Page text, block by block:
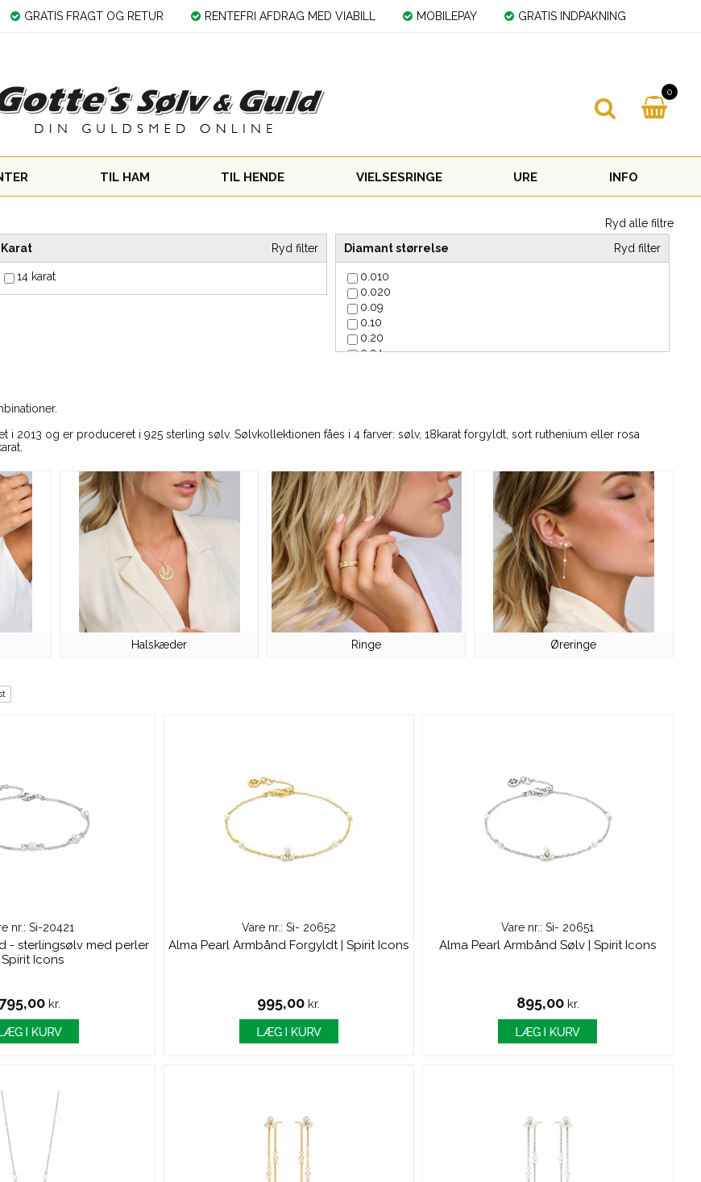
GRATIS FRAGT OG RETUR RENTEFRI AFDRAG MED VIABILL MOBILEPAY GRATIS INDPAKNING
0
TIL HAM TIL HENDE VIELSESRINGE URE INFO
Ryd alle filtre
Karat Ryd filter
14 karat
Diamant størrelse Ryd filter
0.010
0.020
0.09
0.10
0.20
0.24
2013 og er produceret i 925 sterling sølv. Sølvkollektionen fåes i 4 farver: sølv, 18karat forgyldt, sort ruthenium eller rosa
Halskæder Ringe Øreringe
nr.: Si-20421
- sterlingsølv med perler
Spirit Icons
795,00kr.
Vare nr.: Si- 20652
Alma Pearl Armbånd Forgyldt | Spirit Icons
995,00kr.
Vare nr.: Si- 20651
Alma Pearl Armbånd Sølv | Spirit Icons
895,00 kr.